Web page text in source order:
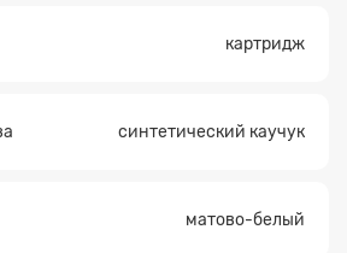
картридж
синтетический каучук
матово-белый